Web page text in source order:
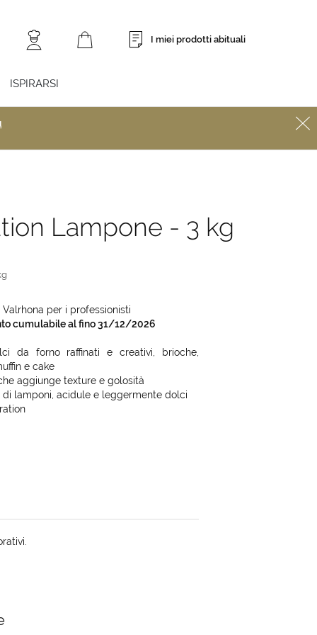
I miei prodotti abituali
ISPIRARSI
Lampone - 3 kg
per i professionisti
cumulabile al fino 31/12/2026
da forno raffinati e creativi, brioche,
e cake
aggiunge texture e golosità
lamponi, acidule e leggermente dolci